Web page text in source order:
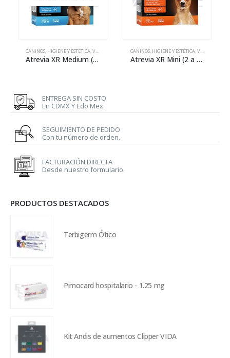
CANINOS, HIGIENE Y ESTÉTICA,VETERINARIA
Atrevia XR Medium (10 a 20 kg) – 4 tabletas
CANINOS, HIGIENE Y ESTÉTICA,VETERINARIA
Atrevia XR Mini (2 a 4.5 kg) – 4 tabletas
ENTREGA SIN COSTO
En CDMX Y Edo Mex.
SEGUIMIENTO DE PEDIDO
Con tu número de orden.
FACTURACIÓN DIRECTA
Desde nuestro formulario.
PRODUCTOS DESTACADOS
Terbigerm Ótico
Pimocard hospitalario - 1.25 mg
Kit Andis de aumentos Clipper VIDA